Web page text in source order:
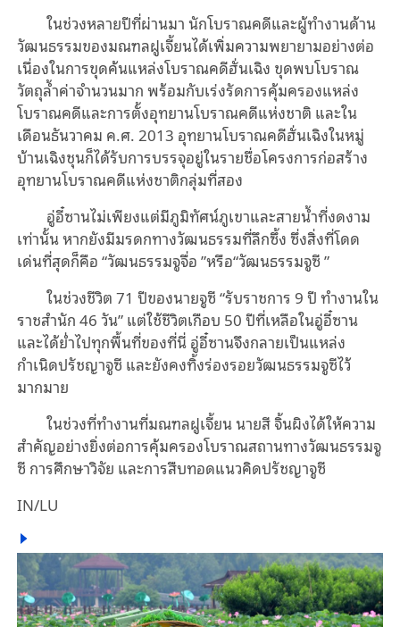
ในช่วงหลายปีที่ผ่านมา นักโบราณคดีและผู้ทำงานด้าน
วัฒนธรรมของมณฑลฝูเจี้ยนได้เพิ่มความพยายามอย่างต่อ
เนื่องในการขุดค้นแหล่งโบราณคดีฮั่นเฉิง ขุดพบโบราณ
วัตถุล้ำค่าจำนวนมาก พร้อมกับเร่งรัดการคุ้มครองแหล่ง
โบราณคดีและการตั้งอุทยานโบราณคดีแห่งชาติ และใน
เดือนธันวาคม ค.ศ. 2013 อุทยานโบราณคดีฮั่นเฉิงในหมู่
บ้านเฉิงชุนก็ได้รับการบรรจุอยู่ในรายชื่อโครงการก่อสร้าง
อุทยานโบราณคดีแห่งชาติกลุ่มที่สอง
อู่อี๋ซานไม่เพียงแต่มีภูมิทัศน์ภูเขาและสายน้ำที่งดงาม
เท่านั้น หากยังมีมรดกทางวัฒนธรรมที่ลึกซึ้ง ซึ่งสิ่งที่โดด
เด่นที่สุดก็คือ “วัฒนธรรมจูจื่อ ”หรือ“วัฒนธรรมจูซี ”
ในช่วงชีวิต 71 ปีของนายจูซี “รับราชการ 9 ปี ทำงานใน
ราชสำนัก 46 วัน” แต่ใช้ชีวิตเกือบ 50 ปีที่เหลือในอู่อี๋ซาน
และได้ย่ำไปทุกพื้นที่ของที่นี่ อู่อี๋ซานจึงกลายเป็นแหล่ง
กำเนิดปรัชญาจูซี และยังคงทิ้งร่องรอยวัฒนธรรมจูซีไว้
มากมาย
ในช่วงที่ทำงานที่มณฑลฝูเจี้ยน นายสี จิ้นผิงได้ให้ความ
สำคัญอย่างยิ่งต่อการคุ้มครองโบราณสถานทางวัฒนธรรมจู
ซี การศึกษาวิจัย และการสืบทอดแนวคิดปรัชญาจูซี
IN/LU